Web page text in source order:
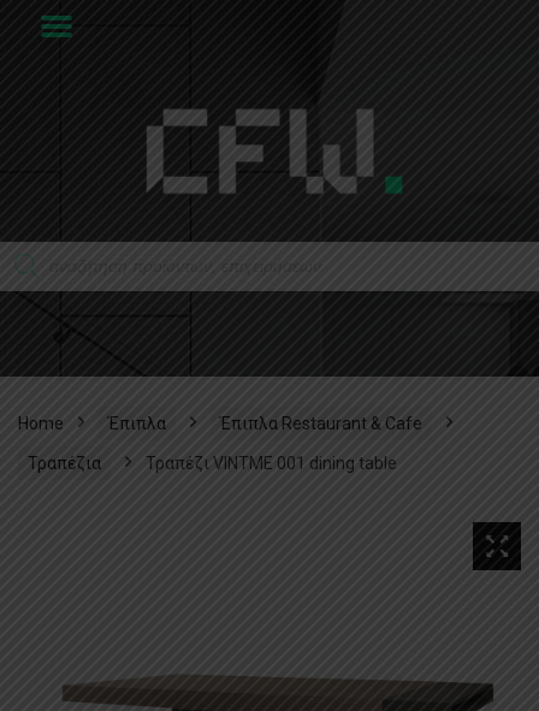
Home Έπιπλα Έπιπλα Restaurant & Cafe
Τραπέζια Τραπέζι VINTME 001 dining table